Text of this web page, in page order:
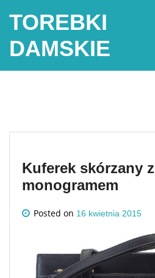
TOREBKI
DAMSKIE
Kuferek skórzany z
monogramem
Posted on 16 kwietnia 2015